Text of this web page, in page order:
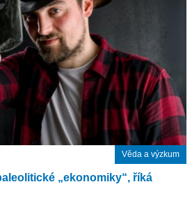
Věda a výzkum
„ekonomiky“, říká